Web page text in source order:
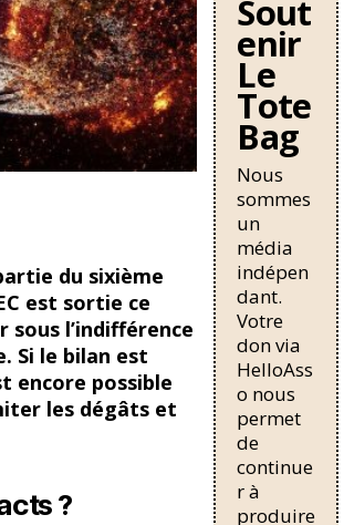
du sixième
est sortie ce
sous l’indifférence
Si le bilan est
encore possible
les dégâts et
?
travailleurs
sans-
papiers en
France se
durcit avec
une
nouvelle
circulaire
de Bruno
Retailleau
qui
pourrait
allonger la
durée de
résidence
nécessaire
pour une
régularisati
on,
passant de
trois...
Sout
enir
Le
Tote
Bag
Nous
sommes
un
média
indépen
dant.
Votre
don via
HelloAss
o nous
permet
de
continue
r à
produire